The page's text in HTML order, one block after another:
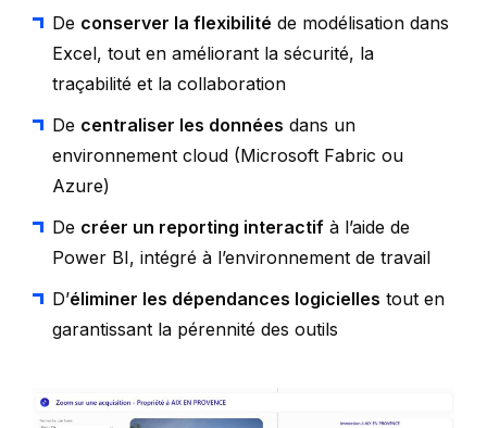
De conserver la flexibilité de modélisation dans
Excel, tout en améliorant la sécurité, la
traçabilité et la collaboration
De centraliser les données dans un
environnement cloud (Microsoft Fabric ou
Azure)
De créer un reporting interactif à l’aide de
Power BI, intégré à l’environnement de travail
D’éliminer les dépendances logicielles tout en
garantissant la pérennité des outils